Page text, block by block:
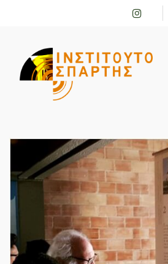
ΑΡΧΙΚΗ
ΤΟ ΙΝΣΤΙΤΟΎΤΟ
ΔΡΑΣΤΗΡΙΌΤΗΤΕΣ